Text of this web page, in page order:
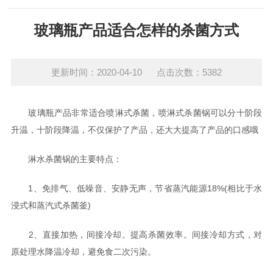
玻璃瓶产品适合怎样的杀菌方式
更新时间：2020-04-10 点击次数：5382
玻璃瓶产品非常适合喷淋式杀菌，喷淋式杀菌锅可以分十阶段
升温，十阶段降温，不仅保护了产品，还大大提高了产品的口感哦
淋水杀菌锅的主要特点：
1、免排气、低噪音、安静无声，节省蒸汽能源18%(相比于水
浸式和蒸汽式杀菌釜)
2、直接加热，间接冷却。提高杀菌效率。间接冷却方式，对
原处理水降温冷却，避免食二次污染。